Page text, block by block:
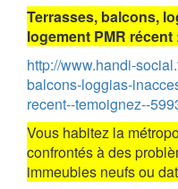
Terrasses, balcons,
logement PMR récent
http://www.handi-
balcons-loggias-
recent--temoignez--
Vous habitez la
confrontés à des
immeubles neufs ou